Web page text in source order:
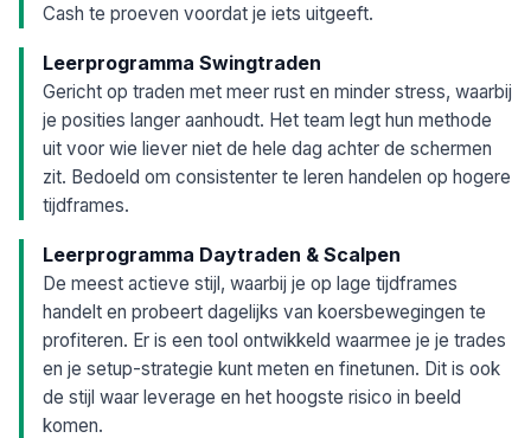
Cash te proeven voordat je iets uitgeeft.
Leerprogramma Swingtraden
Gericht op traden met meer rust en minder stress, waarbij
je posities langer aanhoudt. Het team legt hun methode
uit voor wie liever niet de hele dag achter de schermen
zit. Bedoeld om consistenter te leren handelen op hogere
tijdframes.
Leerprogramma Daytraden & Scalpen
De meest actieve stijl, waarbij je op lage tijdframes
handelt en probeert dagelijks van koersbewegingen te
profiteren. Er is een tool ontwikkeld waarmee je je trades
en je setup-strategie kunt meten en finetunen. Dit is ook
de stijl waar leverage en het hoogste risico in beeld
komen.